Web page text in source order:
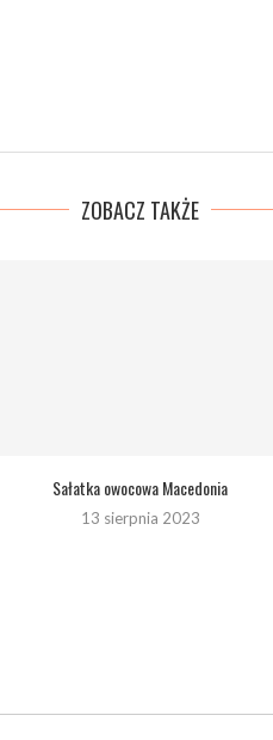
ZOBACZ TAKŻE
Sałatka owocowa Macedonia
13 sierpnia 2023